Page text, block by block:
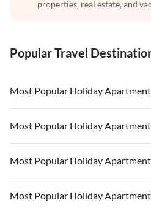
properties, real estate, and
Popular Travel
Most Popular Holiday
Vacation Apartments in USA
Vacation Apartments in Florida
Vacation Apartments in Cape Coral
Most Popular Holiday
Vacation Apartments in USA
Vacation Apartments in Florida
Vacation Apartments in Cape Coral
Most Popular Holiday
Vacation Apartments in USA
Most Popular Holiday